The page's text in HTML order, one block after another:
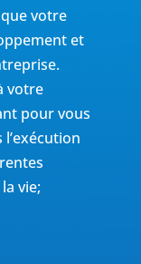
votre
et
votre
pour vous
l’exécution
vie;